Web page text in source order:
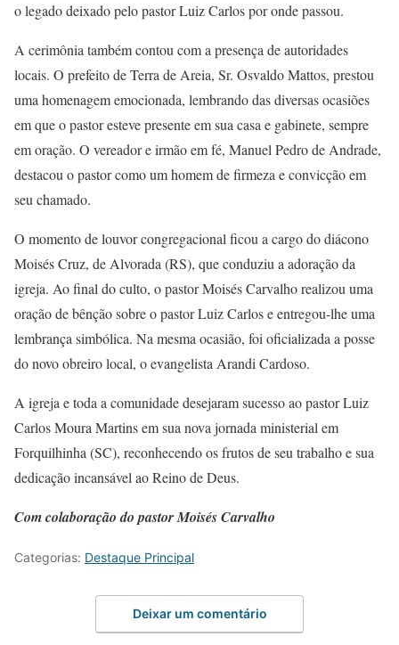
o legado deixado pelo pastor Luiz Carlos por onde passou.
A cerimônia também contou com a presença de autoridades
locais. O prefeito de Terra de Areia, Sr. Osvaldo Mattos, prestou
uma homenagem emocionada, lembrando das diversas ocasiões
em que o pastor esteve presente em sua casa e gabinete, sempre
em oração. O vereador e irmão em fé, Manuel Pedro de Andrade,
destacou o pastor como um homem de firmeza e convicção em
seu chamado.
O momento de louvor congregacional ficou a cargo do diácono
Moisés Cruz, de Alvorada (RS), que conduziu a adoração da
igreja. Ao final do culto, o pastor Moisés Carvalho realizou uma
oração de bênção sobre o pastor Luiz Carlos e entregou-lhe uma
lembrança simbólica. Na mesma ocasião, foi oficializada a posse
do novo obreiro local, o evangelista Arandi Cardoso.
A igreja e toda a comunidade desejaram sucesso ao pastor Luiz
Carlos Moura Martins em sua nova jornada ministerial em
Forquilhinha (SC), reconhecendo os frutos de seu trabalho e sua
dedicação incansável ao Reino de Deus.
Com colaboração do pastor Moisés Carvalho
Categorias: Destaque Principal
Deixar um comentário